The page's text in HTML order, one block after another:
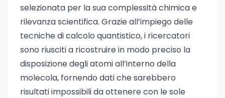
selezionata per la sua complessità chimica e
rilevanza scientifica. Grazie all’impiego delle
tecniche di calcolo quantistico, i ricercatori
sono riusciti a ricostruire in modo preciso la
disposizione degli atomi all’interno della
molecola, fornendo dati che sarebbero
risultati impossibili da ottenere con le sole